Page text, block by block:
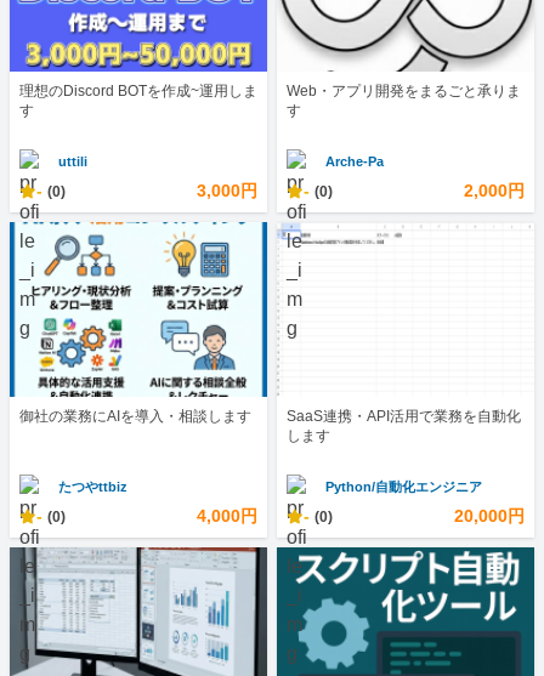
理想のDiscord BOTを作成~運用しま
す
uttili
- (0) 3,000円
Web・アプリ開発をまるごと承りま
す
Arche-Pa
- (0) 2,000円
御社の業務にAIを導入・相談します
たつやttbiz
- (0) 4,000円
SaaS連携・API活用で業務を自動化
します
Python/自動化エンジニア
- (0) 20,000円